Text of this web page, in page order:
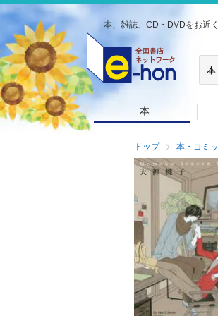
本、雑誌、CD・DVDをお近
本
トップ 本・コミ